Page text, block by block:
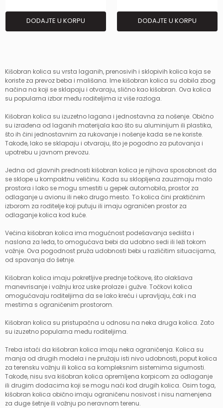
DODAJTE U KORPU DODAJTE U KORPU
Kišobran kolica su vrsta laganih, prenosivih i sklopivih kolica koja se
koriste za prevoz beba i mališana. Ime kišobran kolica su dobila zbog
načina na koji se sklapaju i otvaraju, slično kao kišobran. Ova kolica
su popularna izbor među roditeljima iz više razloga.
Kišobran kolica su izuzetno lagana i jednostavna za nošenje. Obično
su izrađena od laganih materijala kao što su aluminijum ili plastika,
što ih čini jednostavnim za rukovanje i nošenje kada se ne koriste.
Takođe, lako se sklapaju i otvaraju, što je pogodno za putovanja i
upotrebu u javnom prevozu.
Jedna od glavnih prednosti kišobran kolica je njihova sposobnost da
se sklope u kompaktnu veličinu. Kada su sklopljena zauzimaju malo
prostora i lako se mogu smestiti u gepek automobila, prostor za
odlaganje u avionu ili neko drugo mesto. To kolica čini praktičnim
izborom za roditelje koji putuju ili imaju ograničen prostor za
odlaganje kolica kod kuće.
Većina kišobran kolica ima mogućnost podešavanja sedišta i
naslona za leđa, to omogućava bebi da udobno sedi ili leži tokom
vožnje. Ova pogodnost pruža udobnosti bebi u različitim situacijama,
od spavanja do šetnje.
Kišobran kolica imaju pokretljive prednje točkove, što olakšava
manevrisanje i vožnju kroz uske prolaze i gužve. Točkovi kolica
omogućavaju roditeljima da se lako kreću i upravljaju, čak i na
mestima s ograničenim prostorom.
Kišobran kolica su pristupačna u odnosu na neka druga kolica. Zato
su izuzetno popularna među roditeljima.
Treba istaći da kišobran kolica imaju neka ograničenja. Kolica su
manja od drugih modela i ne pružaju isti nivo udobnosti, poput kolica
za terensku vožnju ili kolica sa kompleksnim sistemima sigurnosti.
Takođe, nisu sva kišobran kolica opremljena korpicom za odlaganje
ili drugim dodacima koji se mogu naći kod drugih kolica. Osim toga,
kišobran kolica obično imaju ograničenu nosivost i nisu namenjena
za duge šetnje ili vožnju po neravnom terenu.